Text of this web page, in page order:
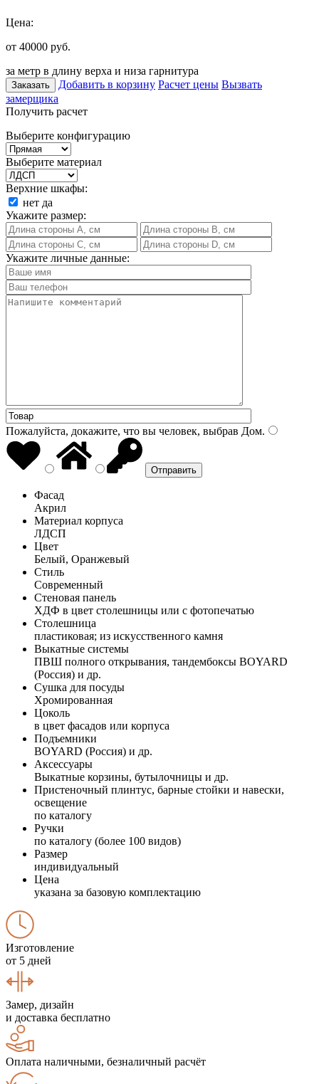
Цена:
от 40000 руб.
за метр в длину верха и низа гарнитура
Заказать Добавить в корзину Расчет цены Вызвать
замерщика
Получить расчет
Выберите конфигурацию
Выберите материал
Верхние шкафы:
нет да
Укажите размер:
Укажите личные данные:
Пожалуйста, докажите, что вы человек, выбрав Дом.
Фасад
Акрил
Материал корпуса
ЛДСП
Цвет
Белый, Оранжевый
Стиль
Современный
Стеновая панель
ХДФ в цвет столешницы или с фотопечатью
Столешница
пластиковая; из искусственного камня
Выкатные системы
ПВШ полного открывания, тандембоксы BOYARD
(Россия) и др.
Сушка для посуды
Хромированная
Цоколь
в цвет фасадов или корпуса
Подъемники
BOYARD (Россия) и др.
Аксессуары
Выкатные корзины, бутылочницы и др.
Пристеночный плинтус, барные стойки и навески,
освещение
по каталогу
Ручки
по каталогу (более 100 видов)
Размер
индивидуальный
Цена
указана за базовую комплектацию
Изготовление
от 5 дней
Замер, дизайн
и доставка бесплатно
Оплата наличными, безналичный расчёт